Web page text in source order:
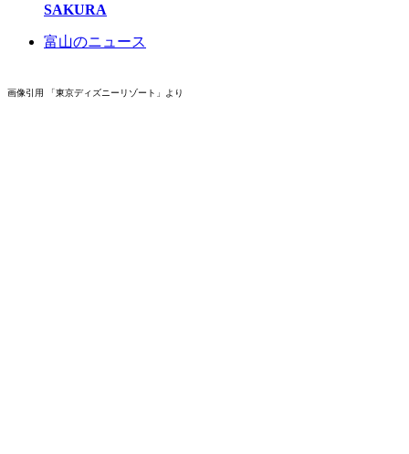
SAKURA
富山のニュース
画像引用 「東京ディズニーリゾート」より